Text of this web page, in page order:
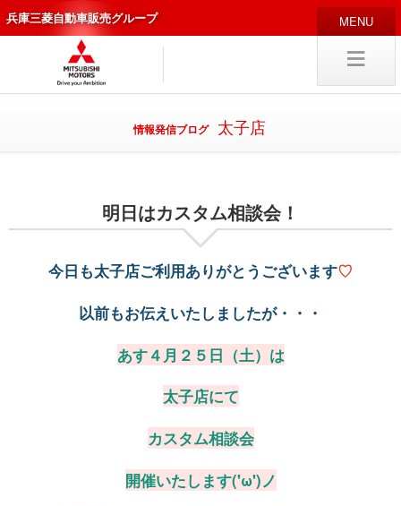
兵庫三菱自動車販売グループ
HOME 販売店
新車 中古車
採用情報 キャリア採用
試乗予約 入庫予約
お問い合わせ
情報発信ブログ 太子店
明日はカスタム相談会！
今日も太子店ご利用ありがとうございます♡
以前もお伝えいたしましたが・・・
あす４月２５日（土）は
太子店にて
カスタム相談会
開催いたします('ω')ノ